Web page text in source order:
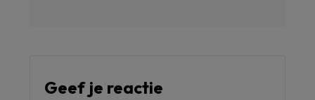
Geef je reactie